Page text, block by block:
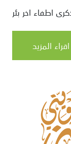
اطفاء اخر بئر
اقراء المزيد